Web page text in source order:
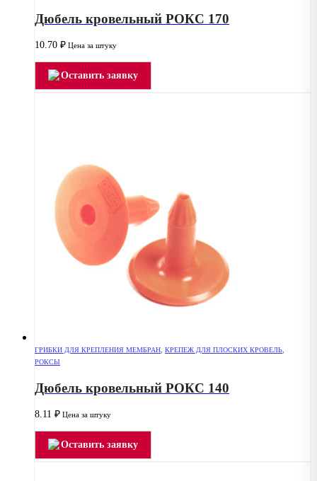
Дюбель кровельный РОКС 170
10.70 ₽ Цена за штуку
Оставить заявку
ГРИБКИ ДЛЯ КРЕПЛЕНИЯ МЕМБРАН КРЕПЕЖ ДЛЯ ПЛОСКИХ КРОВЕЛЬ
РОКСЫ
Дюбель кровельный РОКС 140
8.11 ₽ Цена за штуку
Оставить заявку